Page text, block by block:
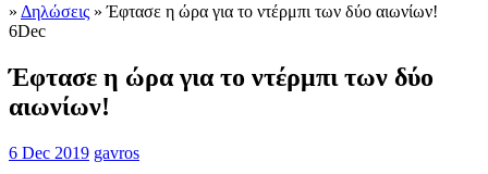
» Δηλώσεις »Έφτασε η ώρα για το ντέρμπι των δύο αιωνίων!
6Dec
Έφτασε η ώρα για το ντέρμπι των δύο
αιωνίων!
6 Dec 2019 gavros